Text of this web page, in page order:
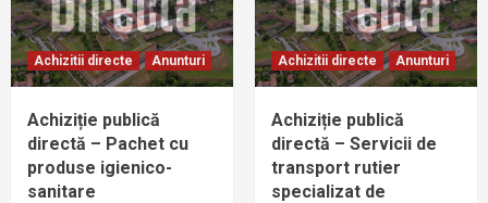
Achizitii directe Anunturi
Achiziție publică
directă – Pachet cu
produse igienico-
sanitare
Achizitii directe Anunturi
Achiziție publică
directă – Servicii de
transport rutier
specializat de